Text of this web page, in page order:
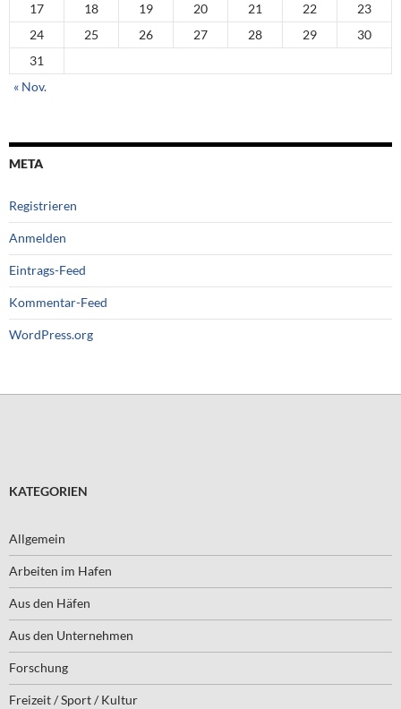
17
18 19 20 21 22
23
24
25 26 27 28 29
30
31
« Nov.
META
Registrieren
Anmelden
Eintrags-Feed
Kommentar-Feed
WordPress.org
KATEGORIEN
Allgemein
Arbeiten im Hafen
Aus den Häfen
Aus den Unternehmen
Forschung
Freizeit / Sport / Kultur